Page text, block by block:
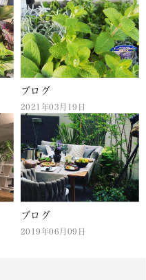
ブログ
2021年03月19日
ブログ
2019年06月09日